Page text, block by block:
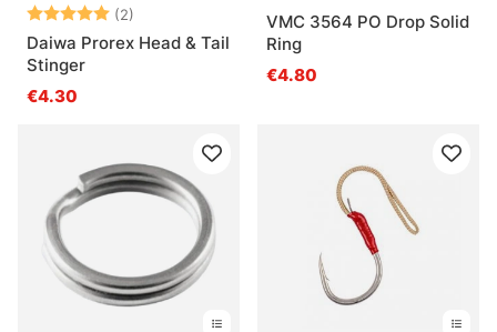
Beoordeling:
(2)
Daiwa Prorex Head & Tail
Stinger
€4.30
VMC 3564 PO Drop Solid
Ring
€4.80